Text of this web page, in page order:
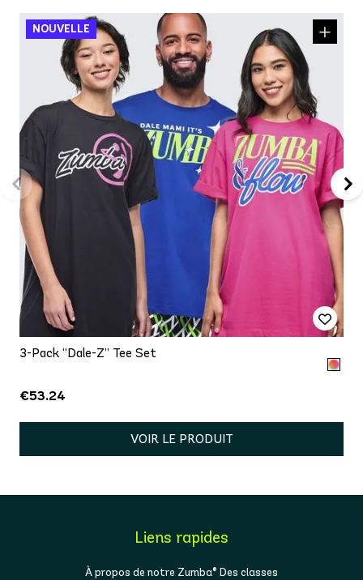
3-Pack “Dale-Z” Tee Set
€53.24
VOIR LE PRODUIT
Liens rapides
À propos de notre Zumba® Des classes